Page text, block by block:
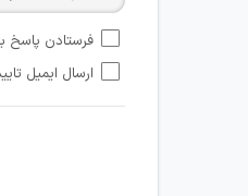
هرگونه تحریک،
امکان
فرستادن پاسخ
ارسال ایمیل